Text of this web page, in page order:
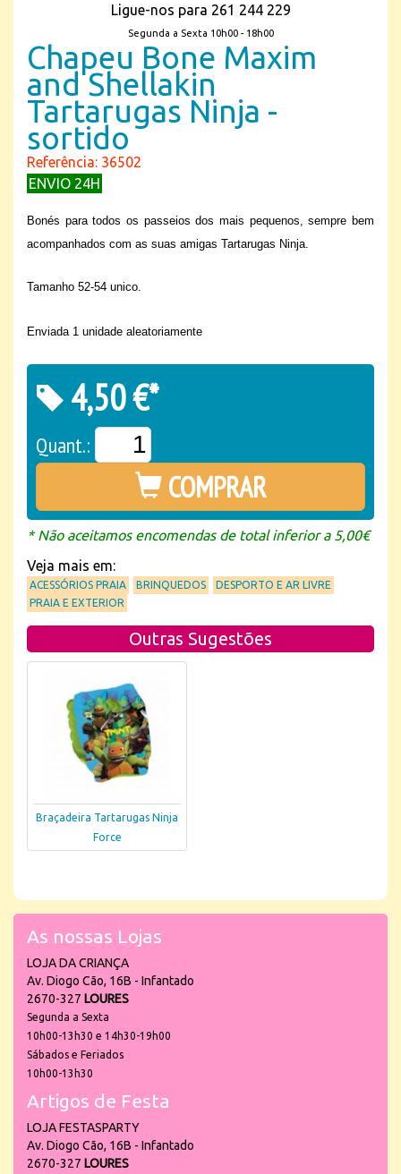
Ligue-nos para 261 244 229
Segunda a Sexta 10h00 - 18h00
Chapeu Bone Maxim
and Shellakin
Tartarugas Ninja -
sortido
Referência: 36502
ENVIO 24H
Bonés para todos os passeios dos mais pequenos, sempre bem
acompanhados com as suas amigas Tartarugas Ninja.
Tamanho 52-54 unico.
Enviada 1 unidade aleatoriamente
4,50 €*
Quant.:
COMPRAR
* Não aceitamos encomendas de total inferior a 5,00€
Veja mais em:
ACESSÓRIOS PRAIA BRINQUEDOS
DESPORTO E AR LIVRE
PRAIA E EXTERIOR
Outras Sugestões
Braçadeira Tartarugas Ninja
Force
As nossas Lojas
LOJA DA CRIANÇA
Av. Diogo Cão, 16B - Infantado
2670-327 LOURES
Segunda a Sexta
10h00-13h30 e 14h30-19h00
Sábados e Feriados
10h00-13h30
Artigos de Festa
LOJA FESTASPARTY
Av. Diogo Cão, 16B - Infantado
2670-327 LOURES